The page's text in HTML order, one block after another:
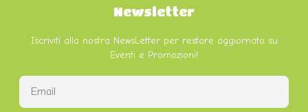
Newsletter
Iscriviti alla nostra NewsLetter per restare aggiornato su
Eventi e Promozioni!